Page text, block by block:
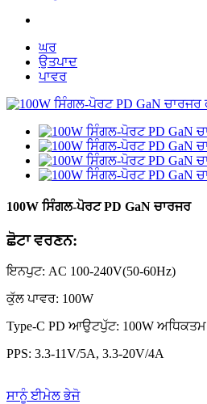
ਘਰ
ਉਤਪਾਦ
ਪਾਵਰ
100W ਸਿੰਗਲ-ਪੋਰਟ PD GaN ਚਾਰਜਰ
ਛੋਟਾ ਵਰਣਨ:
ਇਨਪੁਟ: AC 100-240V(50-60Hz)
ਕੁੱਲ ਪਾਵਰ: 100W
Type-C PD ਆਉਟਪੁੱਟ: 100W ਅਧਿਕਤਮ
PPS: 3.3-11V/5A, 3.3-20V/4A
ਸਾਨੂੰ ਈਮੇਲ ਭੇਜੋ